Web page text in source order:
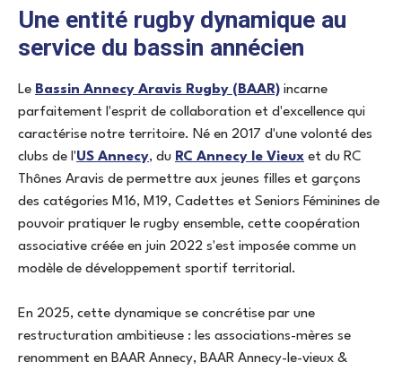
Une entité rugby dynamique au
service du bassin annécien
Le Bassin Annecy Aravis Rugby (BAAR) incarne
parfaitement l'esprit de collaboration et d'excellence qui
caractérise notre territoire. Né en 2017 d'une volonté des
clubs de l'US Annecy, du RC Annecy le Vieux et du RC
Thônes Aravis de permettre aux jeunes filles et garçons
des catégories M16, M19, Cadettes et Seniors Féminines de
pouvoir pratiquer le rugby ensemble, cette coopération
associative créée en juin 2022 s'est imposée comme un
modèle de développement sportif territorial.
En 2025, cette dynamique se concrétise par une
restructuration ambitieuse : les associations-mères se
renomment en BAAR Annecy, BAAR Annecy-le-vieux &